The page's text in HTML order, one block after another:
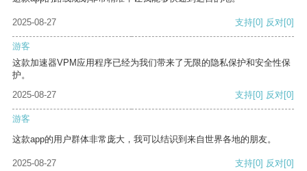
2025-08-27 支持[0] 反对[0]
游客
这款加速器VPM应用程序已经为我们带来了无限的隐私保护和安全性保
护。
2025-08-27
支持[0] 反对[0]
游客
这款app的用户群体非常庞大，我可以结识到来自世界各地的朋友。
2025-08-27 支持[0] 反对[0]